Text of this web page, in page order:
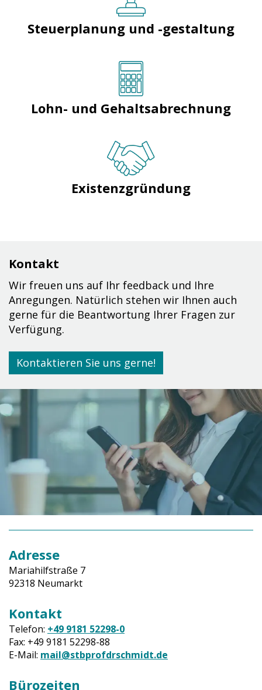
Steuerplanung und -gestaltung
Lohn- und Gehaltsabrechnung
Existenzgründung
Kontakt
Wir freuen uns auf Ihr feedback und Ihre
Anregungen. Natürlich stehen wir Ihnen auch
gerne für die Beantwortung Ihrer Fragen zur
Verfügung.
Kontaktieren Sie uns gerne!
Adresse
Mariahilfstraße 7
92318 Neumarkt
Kontakt
Telefon: +49 9181 52298-0
Fax: +49 9181 52298-88
E-Mail: mail@stbprofdrschmidt.de
Bürozeiten